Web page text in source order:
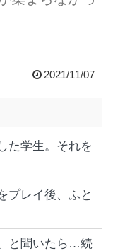
2021/11/07
た学生。それを
プレイ後、ふと
と聞いたら…続